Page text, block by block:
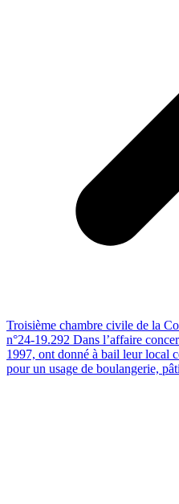
Troisième chambre civile de la
n°24-19.292 Dans l’affaire
1997, ont donné à bail leur local
pour un usage de boulangerie,